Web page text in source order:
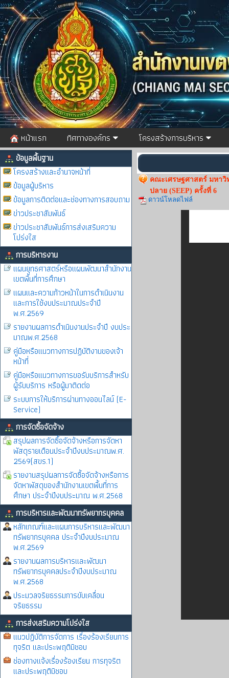
หน้าแรก ทิศทางองค์กร โครงสร้างการบริหาร
ข้อมูลพื้นฐาน
โครงสร้างและอำนาจหน้าที่
ข้อมูลผู้บริหาร
ข้อมูลการติดต่อและช่องทางการสอบถาม
ข่าวประชาสัมพันธ์
ข่าวประชาสัมพันธ์การส่งเสริมความ
โปร่งใส
การบริหารงาน
แผนยุทธศาสตร์หรือแผนพัฒนาสำนักงาน
เขตพื้นที่การศึกษา
แผนและความก้าวหน้าในการดำเนินงาน
และการใช้งบประมาณประจำปี
พ.ศ.2569
รายงานผลการดำเนินงานประจำปี งบประ
มาณพ.ศ.2568
คู่มือหรือแนวทางการปฏิบัติงานของเจ้า
หน้าที่
คู่มือหรือแนวทางการขอรับบริการสำหรับ
ผู้รับบริการ หรือผู้มาติดต่อ
ระบบการให้บริการผ่านทางออนไลน์ (E-
Service)
การจัดซื้อจัดจ้าง
สรุปผลการจัดซื้อจัดจ้างหรือการจัดหา
พัสดุรายเดือนประจำปีงบประมาณพ.ศ.
2569(สขร.1)
รายงานสรุปผลการจัดซื้อจัดจ้างหรือการ
จัดหาพัสดุของสำนักงานเขตพื้นที่การ
ศึกษา ประจำปีงบประมาณ พ.ศ.2568
การบริหารและพัฒนาทรัพยากรบุคคล
หลักเกณฑ์และแผนการบริหารและพัฒนา
ทรัพยากรบุคคล ประจำปีงบประมาณ
พ.ศ.2569
รายงานผลการบริหารและพัฒนา
ทรัพยากรบุคคลประจำปีงบประมาณ
พ.ศ.2568
ประมวลจริยธรรมการขับเคลื่อน
จริยธรรม
การส่งเสริมความโปร่งใส
แนวปฏิบัติการจัดการ เรื่องร้องเรียนการ
ทุจริต และประพฤติมิชอบ
ช่องทางแจ้งเรื่องร้องเรียน การทุจริต
และประพฤติมิชอบ
คณะเศรษฐศาสตร์ มหา
ปลาย (SEEP) ครั้งที่ 6
ดาวน์โหลดไฟล์